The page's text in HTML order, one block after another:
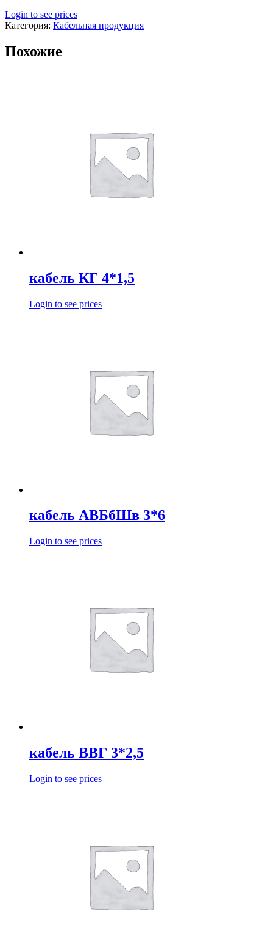
Login to see prices
Категория: Кабельная продукция
Похожие
кабель КГ 4*1,5
Login to see prices
кабель АВБбШв 3*6
Login to see prices
кабель ВВГ 3*2,5
Login to see prices